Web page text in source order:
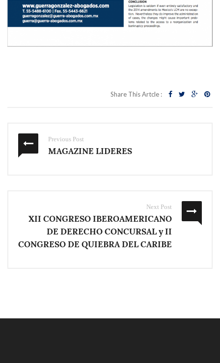
Share This Artcle :
Previous Post
MAGAZINE LIDERES
Next Post
XII CONGRESO IBEROAMERICANO
DE DERECHO CONCURSAL y II
CONGRESO DE QUIEBRA DEL CARIBE